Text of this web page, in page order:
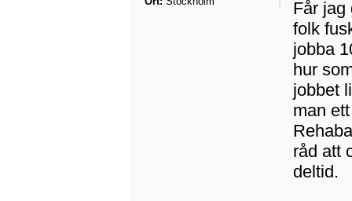
Får jag
folk
jobba
hur
jobbet
man
råd att
deltid.